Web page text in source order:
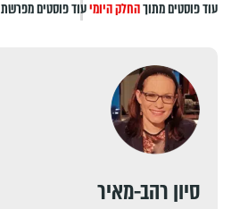
עוד פוסטים מתוךהחלק היומיעוד פוסטים מפרשת
סיון רהב-מאיר